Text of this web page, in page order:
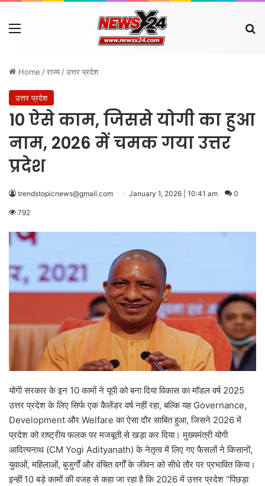
Menu
Home /राज्य /उत्तर प्रदेश
उत्तर प्रदेश
10 ऐसे काम, जिससे योगी का हुआ
नाम, 2026 में चमक गया उत्तर
प्रदेश
trendstopicnews@gmail.com January 1, 2026 | 10:41 am 0
792
योगी सरकार के इन 10 कामों ने यूपी को बना दिया विकास का मॉडल वर्ष 2025
उत्तर प्रदेश के लिए सिर्फ एक कैलेंडर वर्ष नहीं रहा, बल्कि यह Governance,
Development और Welfare का ऐसा दौर साबित हुआ, जिसने 2026 में
प्रदेश को राष्ट्रीय फलक पर मजबूती से खड़ा कर दिया। मुख्यमंत्री योगी
आदित्यनाथ (CM Yogi Adityanath) के नेतृत्व में लिए गए फैसलों ने किसानों,
युवाओं, महिलाओं, बुजुर्गों और वंचित वर्गों के जीवन को सीधे तौर पर प्रभावित किया।
इन्हीं 10 बड़े कामों की वजह से कहा जा रहा है कि 2026 में उत्तर प्रदेश “पिछड़ा